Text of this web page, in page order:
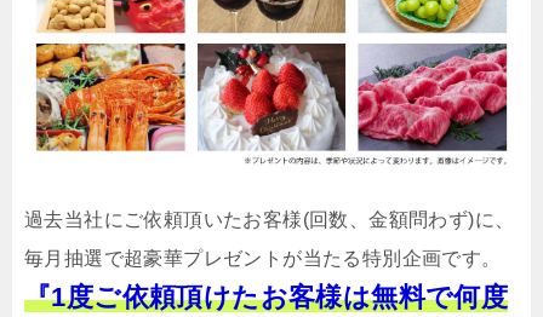
過去当社にご依頼頂いたお客様(回数、金額問わず)に、
毎月抽選で超豪華プレゼントが当たる特別企画です。
『1度ご依頼頂けたお客様は無料で何度